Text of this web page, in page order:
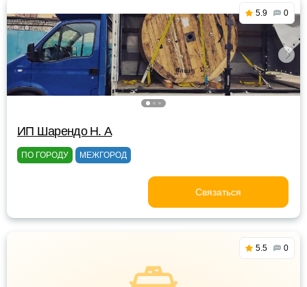
5.9 0
ИП Шарендо Н. А
ПО ГОРОДУ МЕЖГОРОД
Связаться
5.5 0